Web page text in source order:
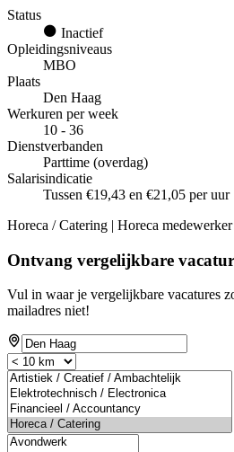
Status
Inactief
Opleidingsniveaus
MBO
Plaats
Den Haag
Werkuren per week
10 - 36
Dienstverbanden
Parttime (overdag)
Salarisindicatie
Tussen €19,43 en €21,05 per uur
Horeca / Catering | Horeca
Ontvang vergelijkbare
Vul in waar je vergelijkbare vacatures
mailadres niet!